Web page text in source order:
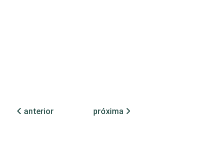
anterior
próxima